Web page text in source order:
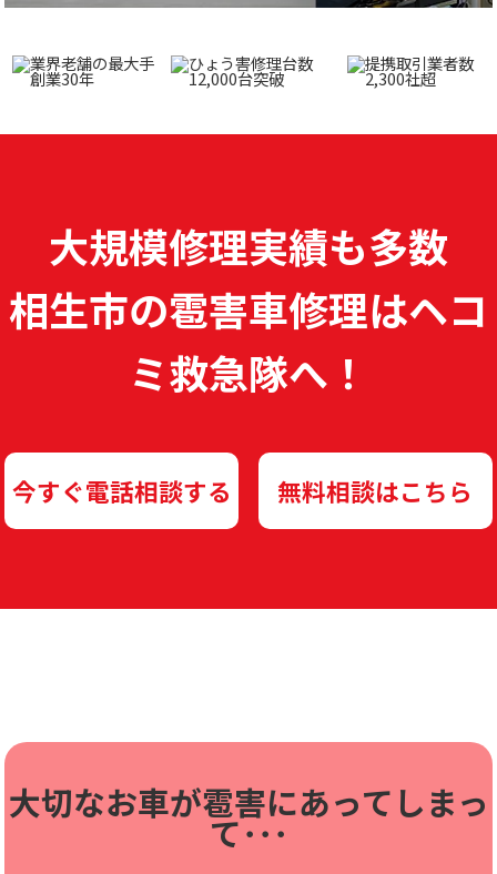
大規模修理実績も多数
相生市の雹害車修理はヘコ
ミ救急隊へ！
今すぐ電話相談する 無料相談はこちら
大切なお車が雹害にあってしまっ
て･･･